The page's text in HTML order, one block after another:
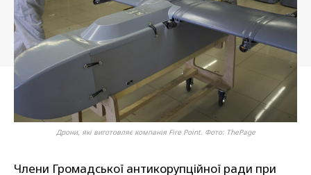
Дрони, які виготовляє компанія Fire Point. Фото: ThePage
Члени Громадської антикорупційної ради при